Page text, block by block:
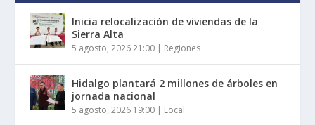
Inicia relocalización de viviendas de la
Sierra Alta
5 agosto, 2026 21:00 | Regiones
Hidalgo plantará 2 millones de árboles en
jornada nacional
5 agosto, 2026 19:00 | Local